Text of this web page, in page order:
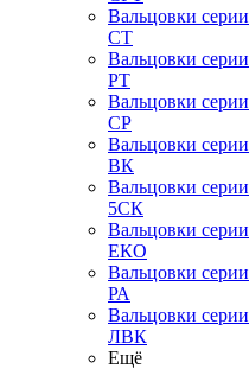
Вальцовки серии
СТ
Вальцовки серии
РТ
Вальцовки серии
СР
Вальцовки серии
ВК
Вальцовки серии
5СК
Вальцовки серии
ЕКО
Вальцовки серии
РА
Вальцовки серии
ЛВК
Ещё